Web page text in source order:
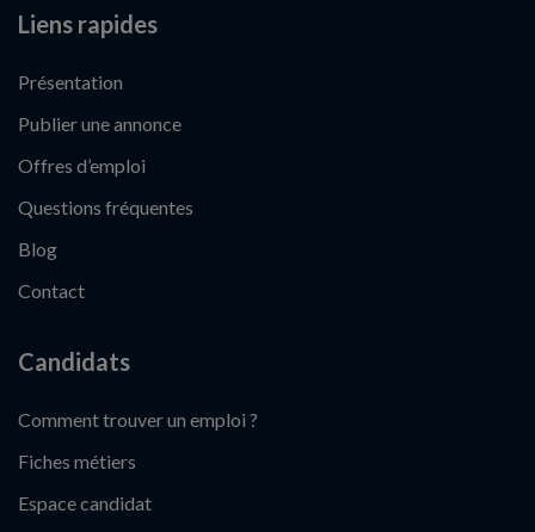
Liens rapides
Présentation
Publier une annonce
Offres d’emploi
Questions fréquentes
Blog
Contact
Candidats
Comment trouver un emploi ?
Fiches métiers
Espace candidat